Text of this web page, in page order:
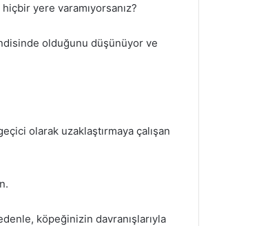
yere varamıyorsanız?
olduğunu düşünüyor ve
olarak uzaklaştırmaya çalışan
köpeğinizin davranışlarıyla